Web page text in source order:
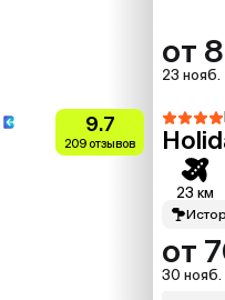
от
23 нояб.
9.7
209 отзывов
23 км
от
30 нояб.